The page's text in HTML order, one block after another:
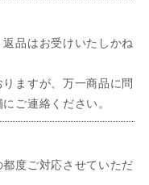
品はお受けいたしかね
ますが、万一商品に問
ご連絡ください。
度ご対応させていただ